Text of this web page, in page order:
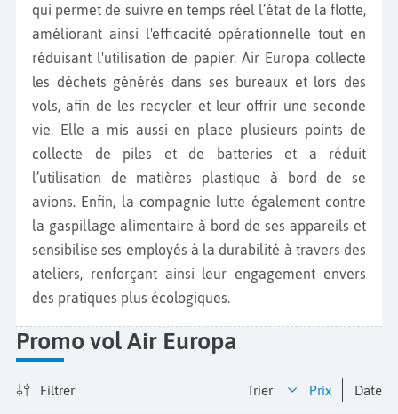
qui permet de suivre en temps réel l’état de la flotte,
améliorant ainsi l'efficacité opérationnelle tout en
réduisant l'utilisation de papier. Air Europa collecte
les déchets générés dans ses bureaux et lors des
vols, afin de les recycler et leur offrir une seconde
vie. Elle a mis aussi en place plusieurs points de
collecte de piles et de batteries et a réduit
l’utilisation de matières plastique à bord de se
avions. Enfin, la compagnie lutte également contre
la gaspillage alimentaire à bord de ses appareils et
sensibilise ses employés à la durabilité à travers des
ateliers, renforçant ainsi leur engagement envers
des pratiques plus écologiques.
Promo vol Air Europa
Filtrer Trier prix date